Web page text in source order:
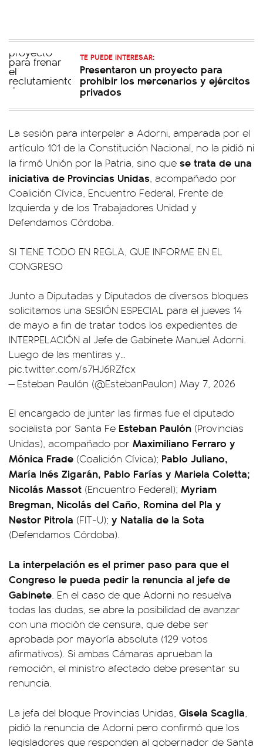
TE PUEDE INTERESAR:
Presentaron un proyecto para
prohibir los mercenarios y ejércitos
privados
La sesión para interpelar a Adorni, amparada por el
artículo 101 de la Constitución Nacional, no la pidió ni
la firmó Unión por la Patria, sino que se trata de una
iniciativa de Provincias Unidas, acompañado por
Coalición Cívica, Encuentro Federal, Frente de
Izquierda y de los Trabajadores Unidad y
Defendamos Córdoba.
SI TIENE TODO EN REGLA, QUE INFORME EN EL
CONGRESO
Junto a Diputadas y Diputados de diversos bloques
solicitamos una SESIÓN ESPECIAL para el jueves 14
de mayo a fin de tratar todos los expedientes de
INTERPELACIÓN al Jefe de Gabinete Manuel Adorni.
Luego de las mentiras y…
pic.twitter.com/s7HJ6RZfcx
— Esteban Paulón (@EstebanPaulon) May 7, 2026
El encargado de juntar las firmas fue el diputado
socialista por Santa Fe Esteban Paulón (Provincias
Unidas), acompañado por Maximiliano Ferraro y
Mónica Frade (Coalición Cívica); Pablo Juliano,
María Inés Zigarán, Pablo Farías y Mariela Coletta;
Nicolás Massot (Encuentro Federal); Myriam
Bregman, Nicolás del Caño, Romina del Pla y
Nestor Pitrola (FIT-U); y Natalia de la Sota
(Defendamos Córdoba).
La interpelación es el primer paso para que el
Congreso le pueda pedir la renuncia al jefe de
Gabinete. En el caso de que Adorni no resuelva
todas las dudas, se abre la posibilidad de avanzar
con una moción de censura, que debe ser
aprobada por mayoría absoluta (129 votos
afirmativos). Si ambas Cámaras aprueban la
remoción, el ministro afectado debe presentar su
renuncia.
La jefa del bloque Provincias Unidas, Gisela Scaglia,
pidió la renuncia de Adorni pero confirmó que los
legisladores que responden al gobernador de Santa